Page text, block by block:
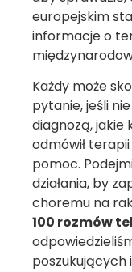
europejskim
informacje o
Każdy może
pytanie, jeśli
diagnozą, jakie
odmówił
pomoc.
działania, by
choremu na
100 rozmów
poszukujących